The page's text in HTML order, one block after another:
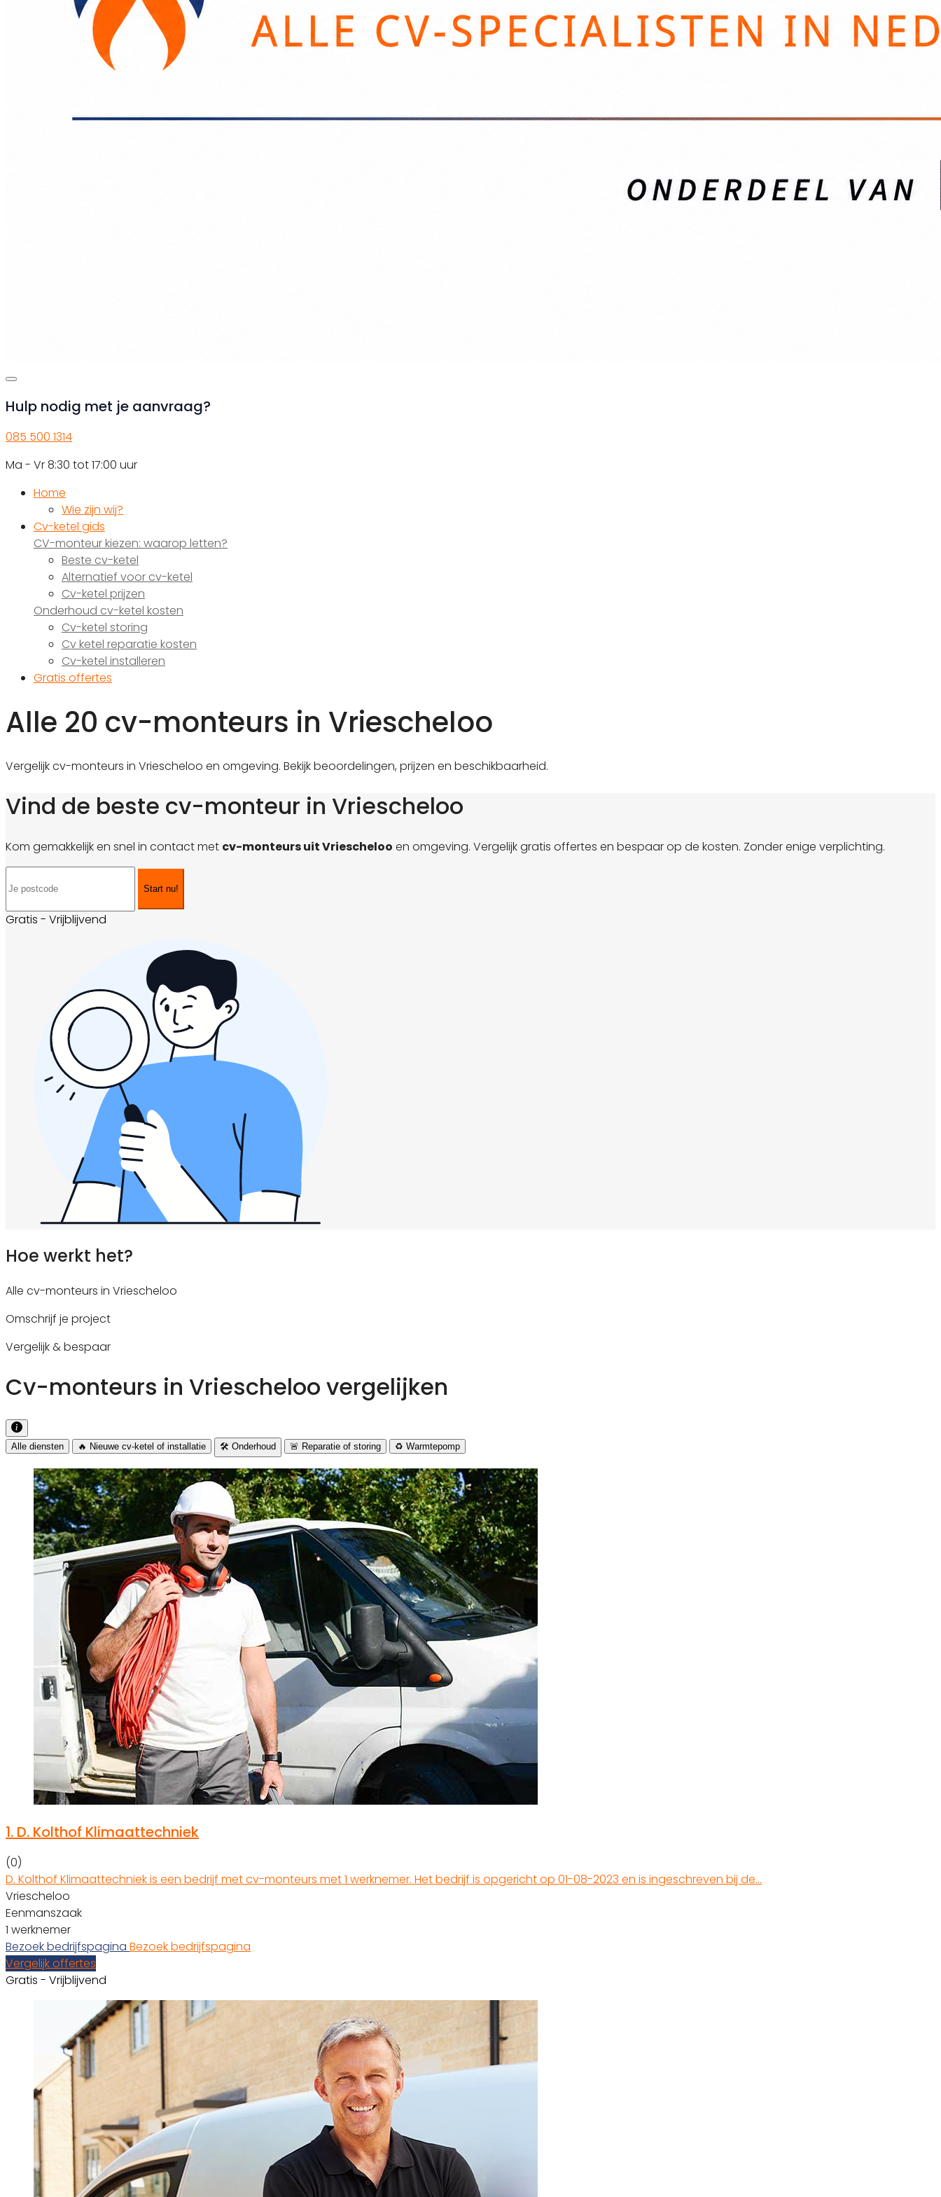
Hulp nodig met je aanvraag?
085 500 1314
Ma - Vr 8:30 tot 17:00 uur
Home
Wie zijn wij?
Cv-ketel gids
CV-monteur kiezen: waarop letten?
Beste cv-ketel
Alternatief voor cv-ketel
Cv-ketel prijzen
Onderhoud cv-ketel kosten
Cv-ketel storing
Cv ketel reparatie kosten
Cv-ketel installeren
Gratis offertes
Alle 20 cv-monteurs in Vriescheloo
Vergelijk cv-monteurs in Vriescheloo en omgeving. Bekijk beoordelingen, prijzen en beschikbaarheid.
Vind de beste cv-monteur in Vriescheloo
Kom gemakkelijk en snel in contact met cv-monteurs uit Vriescheloo en omgeving. Vergelijk gratis offertes en bespaar op de kosten. Zonder enige verplichting.
Start nu!
Gratis - Vrijblijvend
Hoe werkt het?
Alle cv-monteurs in Vriescheloo
Omschrijf je project
Vergelijk & bespaar
Cv-monteurs in Vriescheloo vergelijken
Alle diensten 🔥 Nieuwe cv-ketel of installatie 🛠️ Onderhoud 🚨 Reparatie of storing ♻️ Warmtepomp
1. D. Kolthof Klimaattechniek
(0)
D. Kolthof Klimaattechniek is een bedrijf met cv-monteurs met 1 werknemer. Het bedrijf is opgericht op 01-08-2023 en is ingeschreven bij de…
Vriescheloo
Eenmanszaak
1 werknemer
Bezoek bedrijfspagina Bezoek bedrijfspagina
Vergelijk offertes
Gratis - Vrijblijvend